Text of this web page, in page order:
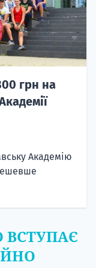
грн на
Академію